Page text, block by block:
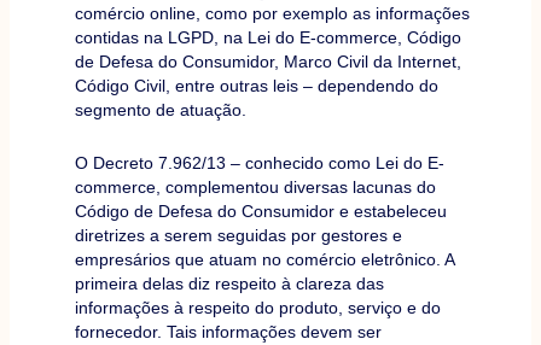
comércio online, como por exemplo as informações
contidas na LGPD, na Lei do E-commerce, Código
de Defesa do Consumidor, Marco Civil da Internet,
Código Civil, entre outras leis – dependendo do
segmento de atuação.
O Decreto 7.962/13 – conhecido como Lei do E-
commerce, complementou diversas lacunas do
Código de Defesa do Consumidor e estabeleceu
diretrizes a serem seguidas por gestores e
empresários que atuam no comércio eletrônico. A
primeira delas diz respeito à clareza das
informações à respeito do produto, serviço e do
fornecedor. Tais informações devem ser